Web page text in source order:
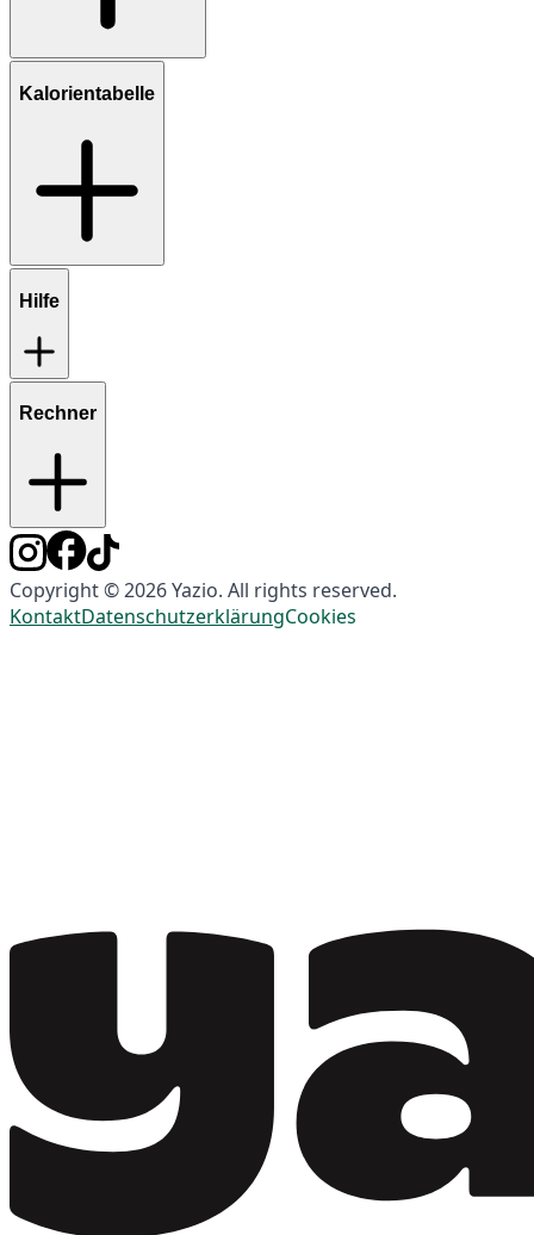
Kalorientabelle
Hilfe
Rechner
Copyright © 2026 Yazio. All rights reserved.
KontaktDatenschutzerklärungCookies